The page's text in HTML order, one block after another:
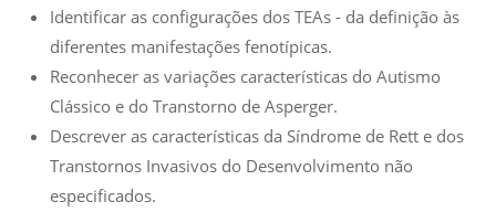
Identificar as configurações dos TEAs - da definição às
diferentes manifestações fenotípicas.
Reconhecer as variações características do Autismo
Clássico e do Transtorno de Asperger.
Descrever as características da Síndrome de Rett e dos
Transtornos Invasivos do Desenvolvimento não
especificados.